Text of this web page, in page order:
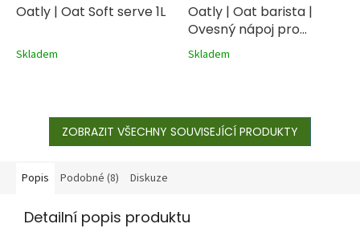
Oatly | Oat Soft serve 1L
Skladem
Oatly | Oat barista |
Ovesný nápoj pro
baristy 1L
Skladem
ZOBRAZIT VŠECHNY SOUVISEJÍCÍ PRODUKTY
Popis Podobné (8) Diskuze
Detailní popis produktu